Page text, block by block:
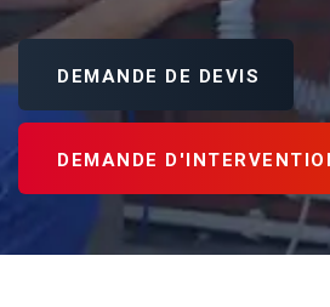
DEMANDE DE DEVIS
DEMANDE